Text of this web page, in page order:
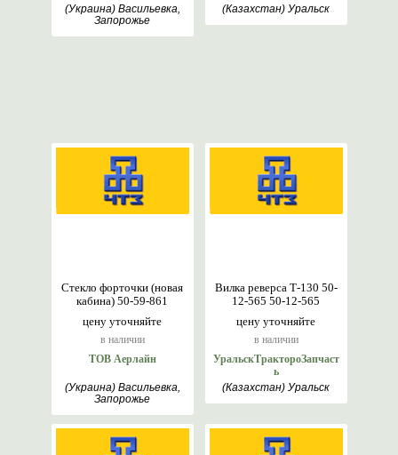
(Украина) Васильевка,
Запорожье
(Казахстан) Уральск
цену уточняйте
в наличии
Стекло форточки (новая
кабина) 50-59-861
ТОВ Аерлайн
(Украина) Васильевка,
Запорожье
цену уточняйте
в наличии
Вилка реверса Т-130 50-
12-565 50-12-565
УральскТрактороЗапчаст
ь
(Казахстан) Уральск